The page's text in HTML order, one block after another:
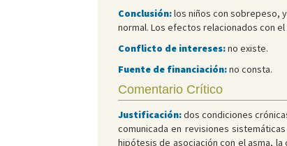
Conclusión:los niños con sobrepeso,
normal. Los efectos relacionados con
Conflicto de intereses:no existe.
Fuente de financiación:no consta.
Comentario Crítico
Justificación:dos condiciones
comunicada en revisiones
hipótesis de asociación con el asma,